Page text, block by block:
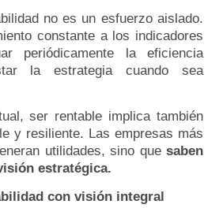
no es un esfuerzo aislado.
constante a los indicadores
periódicamente la eficiencia
la estrategia cuando sea
ser rentable implica también
y resiliente. Las empresas más
utilidades, sino que saben
estratégica.
con visión integral